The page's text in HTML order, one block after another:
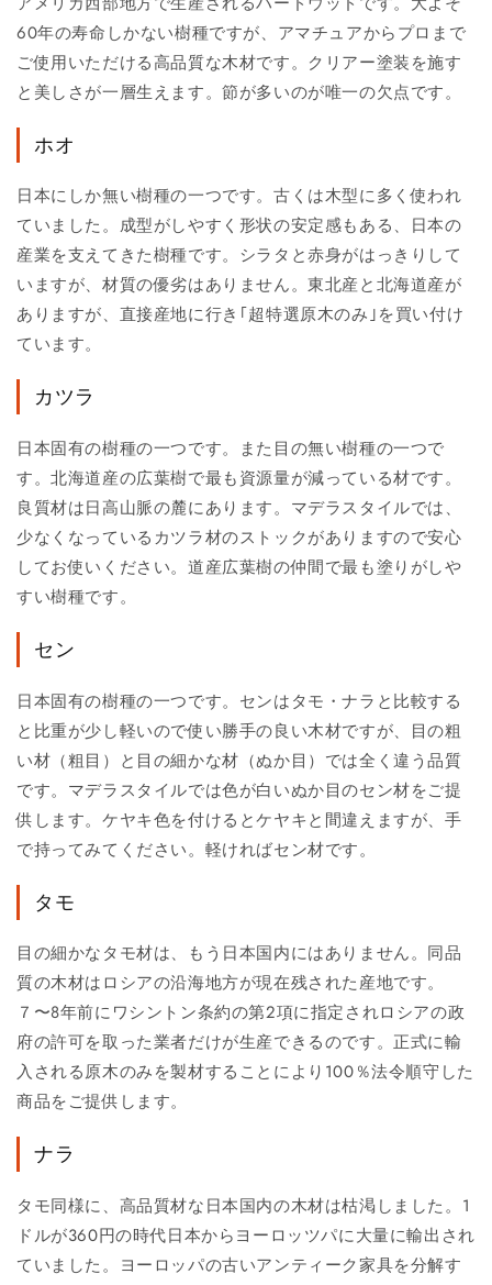
60年の寿命しかない樹種ですが、アマチュアからプロまで
ご使用いただける高品質な木材です。クリアー塗装を施す
と美しさが一層生えます。節が多いのが唯一の欠点です。
ホオ
日本にしか無い樹種の一つです。古くは木型に多く使われ
ていました。成型がしやすく形状の安定感もある、日本の
産業を支えてきた樹種です。シラタと赤身がはっきりして
いますが、材質の優劣はありません。東北産と北海道産が
ありますが、直接産地に行き｢超特選原木のみ｣を買い付け
ています。
カツラ
日本固有の樹種の一つです。また目の無い樹種の一つで
す。北海道産の広葉樹で最も資源量が減っている材です。
良質材は日高山脈の麓にあります。マデラスタイルでは、
少なくなっているカツラ材のストックがありますので安心
してお使いください。道産広葉樹の仲間で最も塗りがしや
すい樹種です。
セン
日本固有の樹種の一つです。センはタモ・ナラと比較する
と比重が少し軽いので使い勝手の良い木材ですが、目の粗
い材（粗目）と目の細かな材（ぬか目）では全く違う品質
です。マデラスタイルでは色が白いぬか目のセン材をご提
供します。ケヤキ色を付けるとケヤキと間違えますが、手
で持ってみてください。軽ければセン材です。
タモ
目の細かなタモ材は、もう日本国内にはありません。同品
質の木材はロシアの沿海地方が現在残された産地です。
７〜8年前にワシントン条約の第2項に指定されロシアの政
府の許可を取った業者だけが生産できるのです。正式に輸
入される原木のみを製材することにより100％法令順守した
商品をご提供します。
ナラ
タモ同様に、高品質材な日本国内の木材は枯渇しました。1
ドルが360円の時代日本からヨーロッツパに大量に輸出され
ていました。ヨーロッパの古いアンティーク家具を分解す